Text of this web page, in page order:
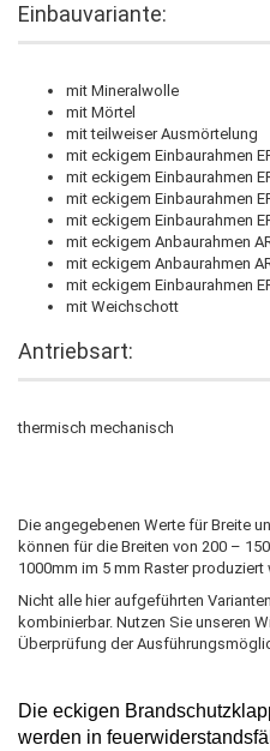
Einbauvariante:
mit Mineralwolle
mit Mörtel
mit teilweiser Ausmörtelung
mit eckigem Einbaurahmen
mit eckigem Einbaurahmen
mit eckigem Einbaurahmen
mit eckigem Einbaurahmen
mit eckigem Anbaurahmen
mit eckigem Anbaurahmen
mit eckigem Einbaurahmen
mit Weichschott
Antriebsart:
thermisch mechanisch
Die angegebenen Werte für Breite
können für die Breiten von 200 –
1000mm im 5 mm Raster produziert
Nicht alle hier aufgeführten
kombinierbar. Nutzen Sie unseren
Überprüfung der
Die eckigen
werden in